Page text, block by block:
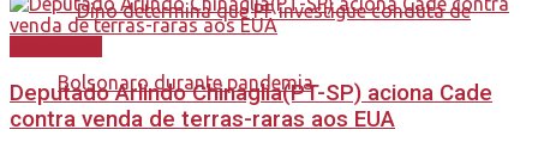
Deputado Arlindo Chinaglia(PT-SP) aciona Cade
contra venda de terras-raras aos EUA